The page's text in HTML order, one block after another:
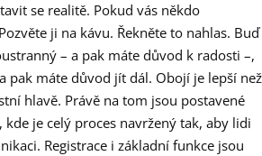
se realitě. Pokud vás někdo
ji na kávu. Řekněte to nahlas. Buď
– a pak máte důvod k radosti –,
pak máte důvod jít dál. Obojí je lepší než
hlavě. Právě na tom jsou postavené
, kde je celý proces navržený tak, aby lidi
Registrace i základní funkce jsou